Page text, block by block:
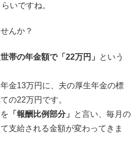
いですね。
んか？
帯の年金額で「22万円」
という
金13万円に、夫の厚生年金の標
の22万円です。
「報酬比例部分」
と言い、毎月の
支給される金額が変わってきま